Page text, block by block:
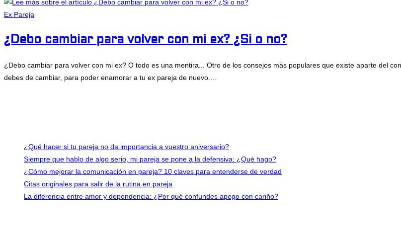
Ex Pareja
¿Debo cambiar para volver con mi ex? ¿Si o no?
¿Debo cambiar para volver con mi ex? O todo es una mentira... Otro de los consejos más populares que existe aparte del
debes de cambiar, para poder enamorar a tu ex pareja de nuevo.…
volver
con
mi
ex?
¿Si
¿Qué hacer si tu pareja no da importancia a vuestro aniversario?
Siempre que hablo de algo serio, mi pareja se pone a la defensiva: ¿Qué hago?
¿Cómo mejorar la comunicación en pareja? 10 claves para entenderse de verdad
Citas originales para salir de la rutina en pareja
La diferencia entre amor y dependencia: ¿Por qué confundes apego con cariño?